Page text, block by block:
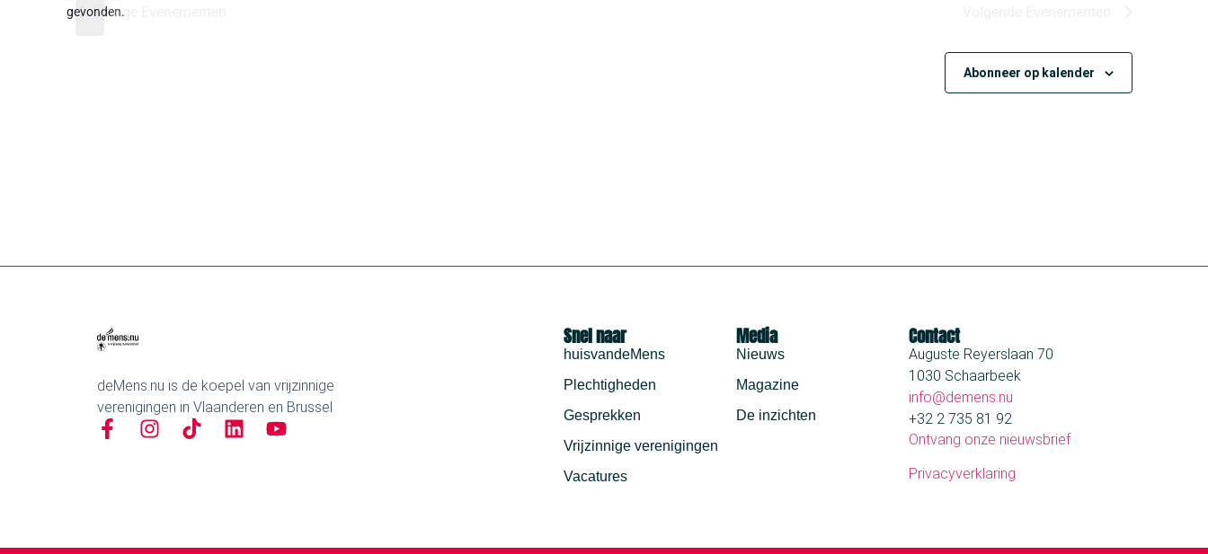
gevonden.
Vorige
Abonneer op kalender
deMens.nu is de koepel van vrijzinnige
verenigingen in Vlaanderen en Brussel
Snel naar
huisvandeMens
Plechtigheden
Gesprekken
Vrijzinnige verenigingen
Vacatures
Media
Nieuws
Magazine
De inzichten
Contact
Auguste Reyerslaan 70
1030 Schaarbeek
info@demens.nu
+32 2 735 81 92
Ontvang onze nieuwsbrief
Privacyverklaring